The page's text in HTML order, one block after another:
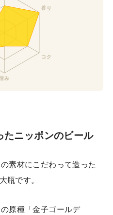
たニッポンのビール
素材にこだわって造った
瓶です。
原種「金子ゴールデ